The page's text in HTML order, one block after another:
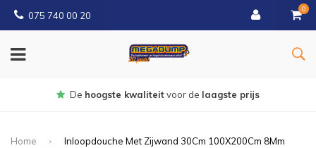
075 740 00 20
0
Gratisbezorgd vanaf € 150
Home
Inloopdouche Met Zijwand 30Cm 100X200Cm 8Mm